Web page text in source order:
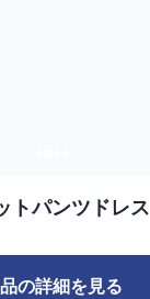
トパンツドレス
の詳細を見る